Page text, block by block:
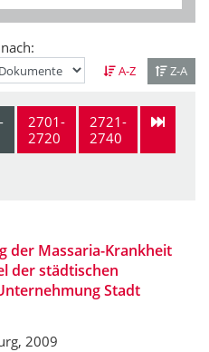
A-Z Z-A
2701-
2720
2721-
2740
der Massaria-Krankheit
der städtischen
Stadt
2009